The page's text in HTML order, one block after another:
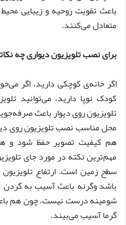
باعث تقویت روحیه و زیبایی
متعادل می‌کنند.
برای نصب تلویزیون دیواری چه
اگر خانه‌ی کوچکی دارید، اگر
کودک نوپا دارید، می‌توانید
تلویزیون روی دیوار باعث
محل مناسب نصب تلویزیون روی
هم کیفیت تصویر حفظ شود و
مهم‌ترین نکته در مورد جای
سطح زمین است. ارتفاع
باشد وگرنه باعث آسیب به گردن
شومینه درست نیست، چون هم
گرما آسیب می‌بیند.